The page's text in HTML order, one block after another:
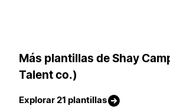
Más plantillas de Shay
Talent co.)
Explorar 21 plantillas